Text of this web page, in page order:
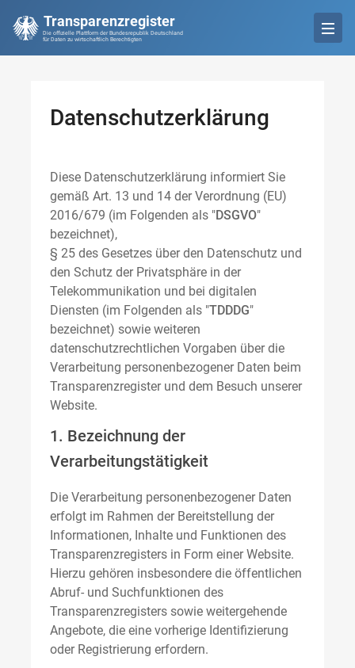
Transparenzregister
Die offizielle Plattform der Bundesrepublik Deutschland
für Daten zu wirtschaftlich Berechtigten
Datenschutzerklärung
Diese Datenschutzerklärung informiert Sie
gemäß Art. 13 und 14 der Verordnung (EU)
2016/679 (im Folgenden als "DSGVO"
bezeichnet),
§ 25 des Gesetzes über den Datenschutz und
den Schutz der Privatsphäre in der
Telekommunikation und bei digitalen
Diensten (im Folgenden als "TDDDG"
bezeichnet) sowie weiteren
datenschutzrechtlichen Vorgaben über die
Verarbeitung personenbezogener Daten beim
Transparenzregister und dem Besuch unserer
Website.
1. Bezeichnung der
Verarbeitungstätigkeit
Die Verarbeitung personenbezogener Daten
erfolgt im Rahmen der Bereitstellung der
Informationen, Inhalte und Funktionen des
Transparenzregisters in Form einer Website.
Hierzu gehören insbesondere die öffentlichen
Abruf- und Suchfunktionen des
Transparenzregisters sowie weitergehende
Angebote, die eine vorherige Identifizierung
oder Registrierung erfordern.